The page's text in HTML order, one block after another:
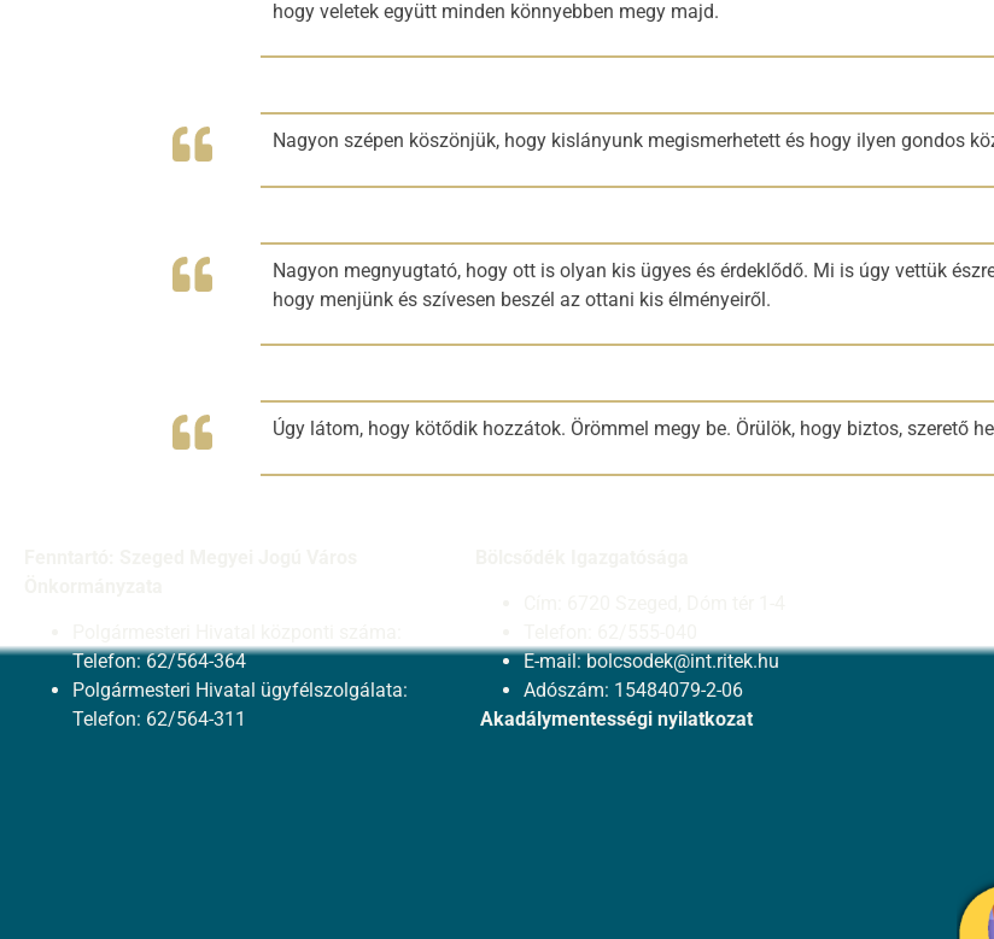
hogy veletek együtt minden könnyebben megy majd.
Nagyon szépen köszönjük, hogy kislányunk megismerhetett és hogy ilyen gondos
Nagyon megnyugtató, hogy ott is olyan kis ügyes és érdeklődő. Mi is úgy vettük
hogy menjünk és szívesen beszél az ottani kis élményeiről.
Úgy látom, hogy kötődik hozzátok. Örömmel megy be. Örülök, hogy biztos, szerető
Telefon: 62/564-364
Polgármesteri Hivatal ügyfélszolgálata:
Telefon: 62/564-311
E-mail:bolcsodek@int.ritek.hu
Adószám: 15484079-2-06
Akadálymentességi nyilatkozat